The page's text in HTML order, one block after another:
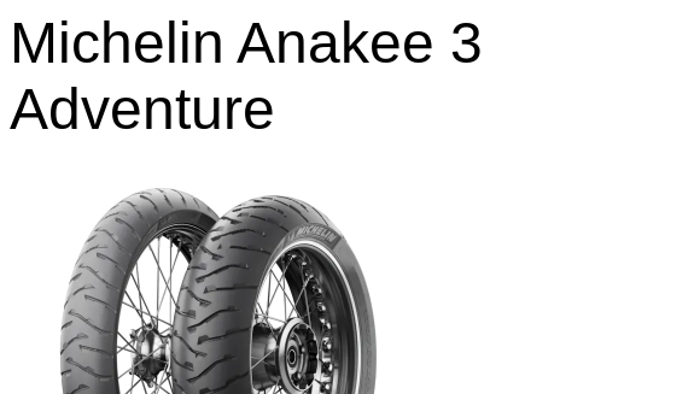
Michelin Anakee 3
Adventure